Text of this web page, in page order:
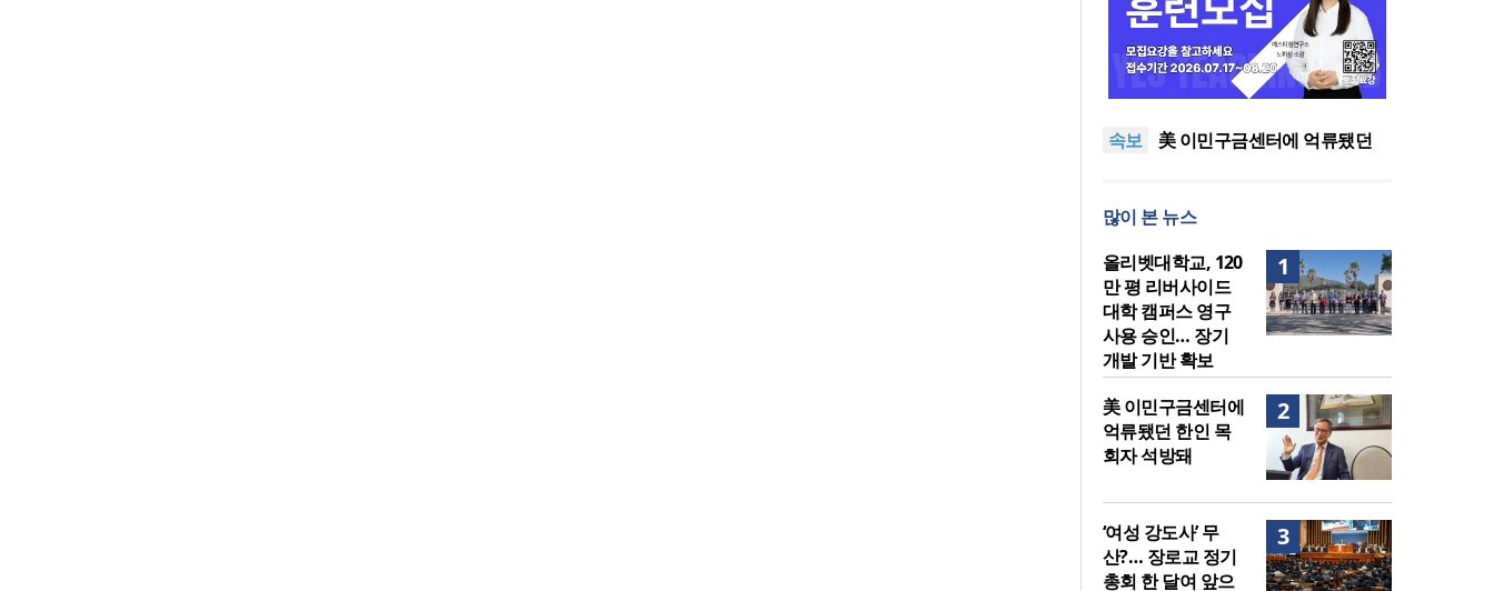
속보
인도 마하라슈트라주 개종 금
발
이드 대학 캠퍼스 영구 사용 승
美 이민구금센터에 억류됐던
진다”
신이 주도”
인도 마하라슈트라주 개종 금
지법 시행… 기독교계 강력 반
발
올리벳대학교, 120만 평 리버사
이드 대학 캠퍼스 영구 사용 승
인… 장기 개발 기반 확보
많이 본 뉴스
1
올리벳대학교, 120
만 평 리버사이드
대학 캠퍼스 영구
사용 승인… 장기
개발 기반 확보
2
美 이민구금센터에
억류됐던 한인 목
회자 석방돼
3
‘여성 강도사’ 무
산?… 장로교 정기
총회 한 달여 앞으